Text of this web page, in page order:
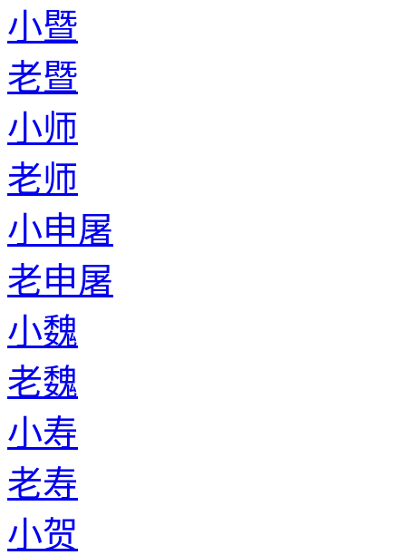
小暨
老暨
小师
老师
小申屠
老申屠
小魏
老魏
小寿
老寿
小贺